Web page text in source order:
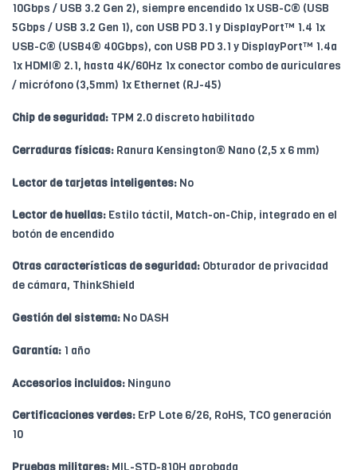
10Gbps / USB 3.2 Gen 2), siempre encendido 1x USB-C® (USB
5Gbps / USB 3.2 Gen 1), con USB PD 3.1 y DisplayPort™ 1.4 1x
USB-C® (USB4® 40Gbps), con USB PD 3.1 y DisplayPort™ 1.4a
1x HDMI® 2.1, hasta 4K/60Hz 1x conector combo de auriculares
/ micrófono (3,5mm) 1x Ethernet (RJ-45)
Chip de seguridad: TPM 2.0 discreto habilitado
Cerraduras físicas: Ranura Kensington® Nano (2,5 x 6 mm)
Lector de tarjetas inteligentes: No
Lector de huellas: Estilo táctil, Match-on-Chip, integrado en el
botón de encendido
Otras características de seguridad: Obturador de privacidad
de cámara, ThinkShield
Gestión del sistema: No DASH
Garantía: 1 año
Accesorios incluidos: Ninguno
Certificaciones verdes: ErP Lote 6/26, RoHS, TCO generación
10